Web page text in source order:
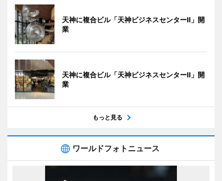
天神に複合ビル「天神ビジネスセンターII」開
業
天神に複合ビル「天神ビジネスセンターII」開
業
もっと見る
ワールドフォトニュース